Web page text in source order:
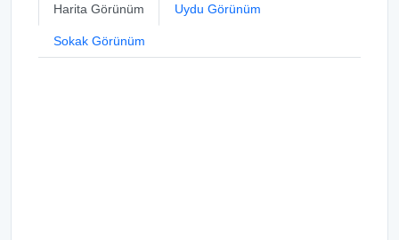
Harita Görünüm Uydu Görünüm
Sokak Görünüm